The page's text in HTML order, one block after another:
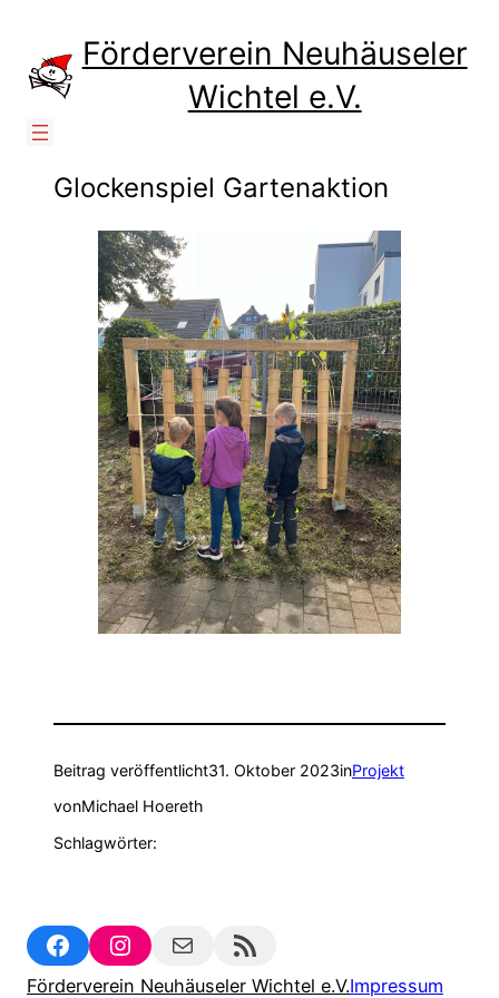
springen Förderverein Neuhäuseler
Wichtel e.V.
Glockenspiel Gartenaktion
Beitrag veröffentlicht31. Oktober 2023inProjekt
vonMichael Hoereth
Schlagwörter:
FacebookInstagram
Mail RSS Feed
Förderverein Neuhäuseler Wichtel e.V.Impressum